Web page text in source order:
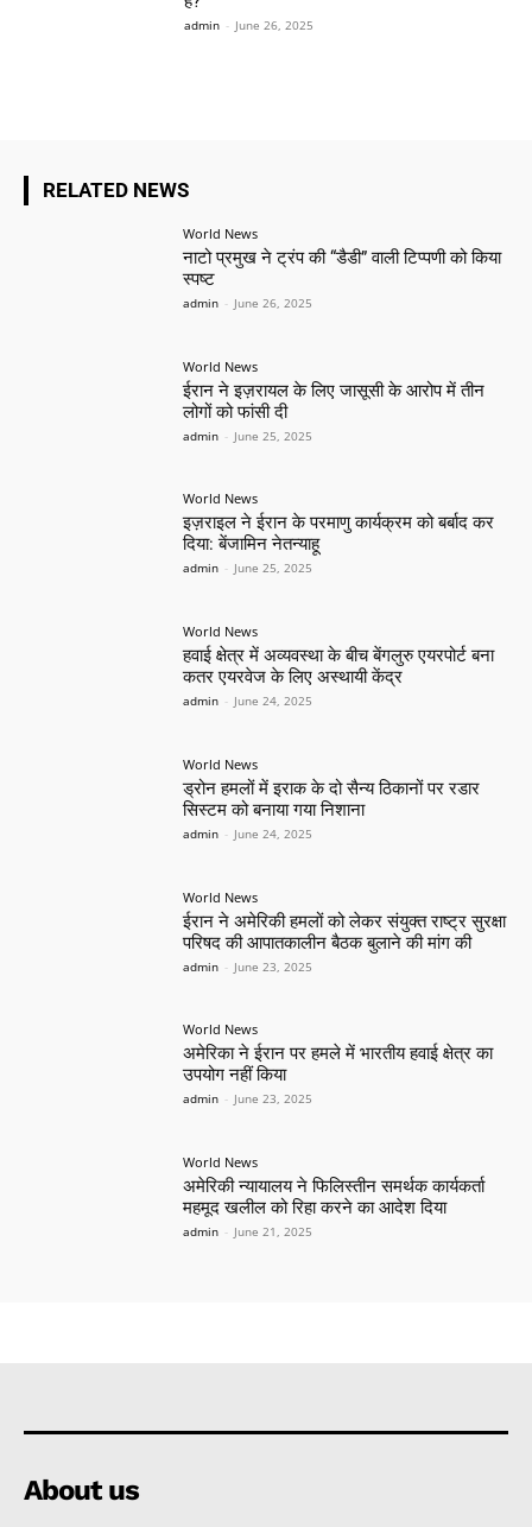
admin - June 26, 2025
RELATED NEWS
World News
नाटो प्रमुख ने ट्रंप की “डैडी” वाली टिप्पणी को किया
स्पष्ट
admin - June 26, 2025
World News
ईरान ने इज़रायल के लिए जासूसी के आरोप में तीन
लोगों को फांसी दी
admin - June 25, 2025
World News
इज़राइल ने ईरान के परमाणु कार्यक्रम को बर्बाद कर
दिया: बेंजामिन नेतन्याहू
admin - June 25, 2025
World News
हवाई क्षेत्र में अव्यवस्था के बीच बेंगलुरु एयरपोर्ट बना
कतर एयरवेज के लिए अस्थायी केंद्र
admin - June 24, 2025
World News
ड्रोन हमलों में इराक के दो सैन्य ठिकानों पर रडार
सिस्टम को बनाया गया निशाना
admin - June 24, 2025
World News
ईरान ने अमेरिकी हमलों को लेकर संयुक्त राष्ट्र सुरक्षा
परिषद की आपातकालीन बैठक बुलाने की मांग की
admin - June 23, 2025
World News
अमेरिका ने ईरान पर हमले में भारतीय हवाई क्षेत्र का
उपयोग नहीं किया
admin - June 23, 2025
World News
अमेरिकी न्यायालय ने फिलिस्तीन समर्थक कार्यकर्ता
महमूद खलील को रिहा करने का आदेश दिया
admin - June 21, 2025
About us